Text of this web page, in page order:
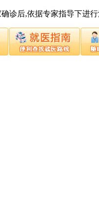
诊后,依据专家指导下进行